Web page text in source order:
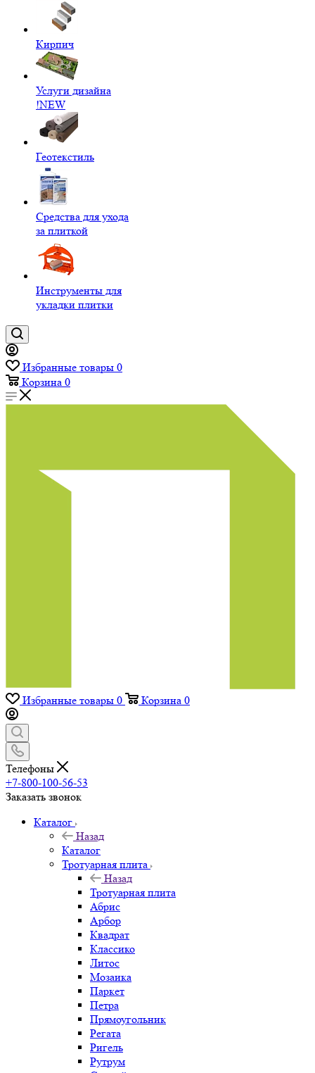
Кирпич
Услуги дизайна
!NEW
Геотекстиль
Средства для ухода
за плиткой
Инструменты для
укладки плитки
Избранные товары 0
Корзина 0
Избранные товары 0 Корзина 0
Телефоны
+7-800-100-56-53
Заказать звонок
Каталог
Назад
Каталог
Тротуарная плита
Назад
Тротуарная плита
Абрис
Арбор
Квадрат
Классико
Литос
Мозаика
Паркет
Петра
Прямоугольник
Регата
Ригель
Рутрум